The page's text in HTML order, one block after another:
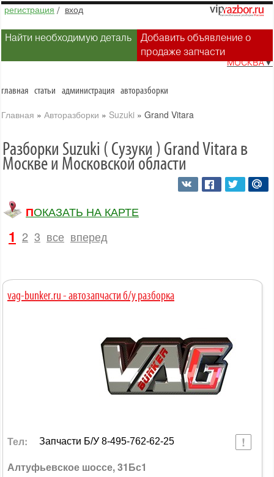
регистрация / вход
Найти необходимую деталь
Добавить объявление о
продаже запчасти
МОСКВА▼
главная статьи администрация авторазборки
Главная » Авторазборки » Suzuki » Grand Vitara
Разборки Suzuki ( Сузуки ) Grand Vitara в
Москве и Московской области
ПОКАЗАТЬ НА КАРТЕ
1 2 3 все вперед
vag-bunker.ru - автозапчасти б/у разборка
Тел: Запчасти Б/У 8-495-762-62-25
Алтуфьевское шоссе, 31Бс1